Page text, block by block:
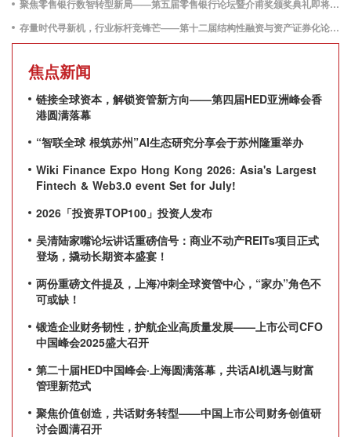
聚焦零售银行数智转型新局——第五届零售银行论坛暨介甫奖颁奖典礼即将启幕
存量时代寻新机，行业标杆竞锋芒——第十二届结构性融资与资产证券化论坛暨介甫奖评选正式启动
焦点新闻
链接全球资本，解锁资管新方向——第四届HED亚洲峰会香
港圆满落幕
“智联全球 根筑苏州”AI生态研究分享会于苏州隆重举办
Wiki Finance Expo Hong Kong 2026: Asia's Largest
Fintech & Web3.0 event Set for July!
2026「投资界TOP100」投资人发布
吴清陆家嘴论坛讲话重磅信号：商业不动产REITs项目正式
登场，撬动长期资本盛宴！
两份重磅文件提及，上海冲刺全球资管中心，“家办”角色不
可或缺！
锻造企业财务韧性，护航企业高质量发展——上市公司CFO
中国峰会2025盛大召开
第二十届HED中国峰会·上海圆满落幕，共话AI机遇与财富
管理新范式
聚焦价值创造，共话财务转型——中国上市公司财务创值研
讨会圆满召开